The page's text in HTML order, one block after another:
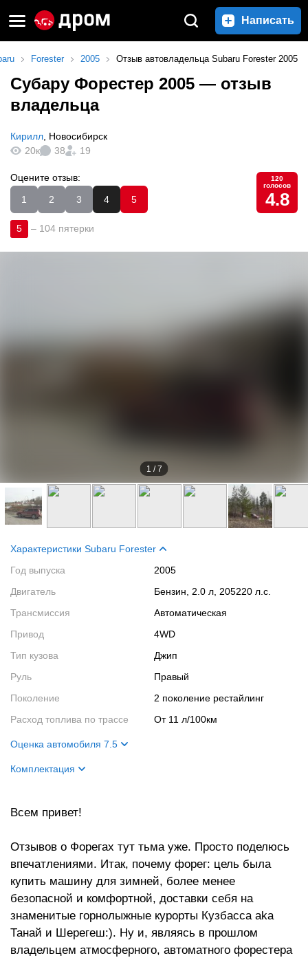
Написать
Forester 2005 Отзыв автовладельца Subaru Forester 2005
Субару Форестер 2005 — отзыв
владельца
Кирилл Новосибирск
20к
38 19
Оцените отзыв:
1
2 3 4 5
120
голосов
4.8
5 – 104 пятерки
1 /7
Характеристики Subaru Forester
Год выпуска
2005
Двигатель
Бензин, 2.0 л, 205220 л.с.
Трансмиссия
Автоматическая
Привод
4WD
Тип кузова
Джип
Руль
Правый
Поколение
2 поколение рестайлинг
Расход топлива по трассе
от 11 л/100км
Оценка автомобиля 7.5
Внешний вид
Двигатель
Комплектация
Цвет кузова
Всем привет!
Отзывов о Форегах тут тьма уже. Просто поделюсь
впечатлениями. Итак, почему форег: цель была
купить машину для зимней, более менее
безопасной и комфортной, доставки себя на
знаменитые горнолыжные курорты Кузбасса aka
Танай и Шерегеш:). Ну и, являясь в прошлом
владельцем атмосферного, автоматного форестера